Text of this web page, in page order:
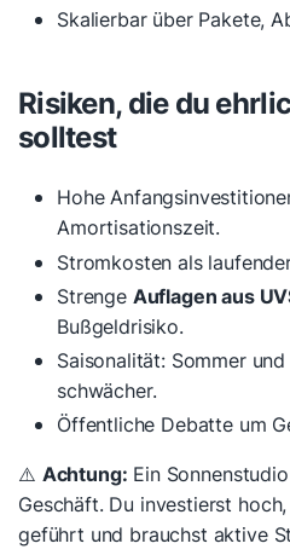
Skalierbar über Pakete,
Risiken, die du
solltest
Hohe
Amortisationszeit.
Stromkosten als
Strenge Auflagen aus
Bußgeldrisiko.
Saisonalität: Sommer
schwächer.
Öffentliche Debatte um
⚠️ Achtung: Ein
Geschäft. Du investierst
geführt und brauchst aktive